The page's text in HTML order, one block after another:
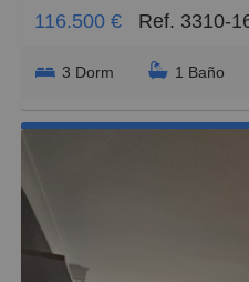
116.500 €
Ref. 3310-
3 Dorm 1 Baño